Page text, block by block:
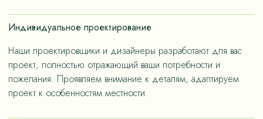
Индивидуальное проектирование
Наши проектировщики и дизайнеры разработают для вас
проект, полностью отражающий ваши потребности и
пожелания. Проявляем внимание к деталям, адаптируем
проект к особенностям местности.